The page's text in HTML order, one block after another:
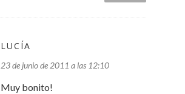
LUCÍA
23 de junio de 2011 a las 12:10
Muy bonito!